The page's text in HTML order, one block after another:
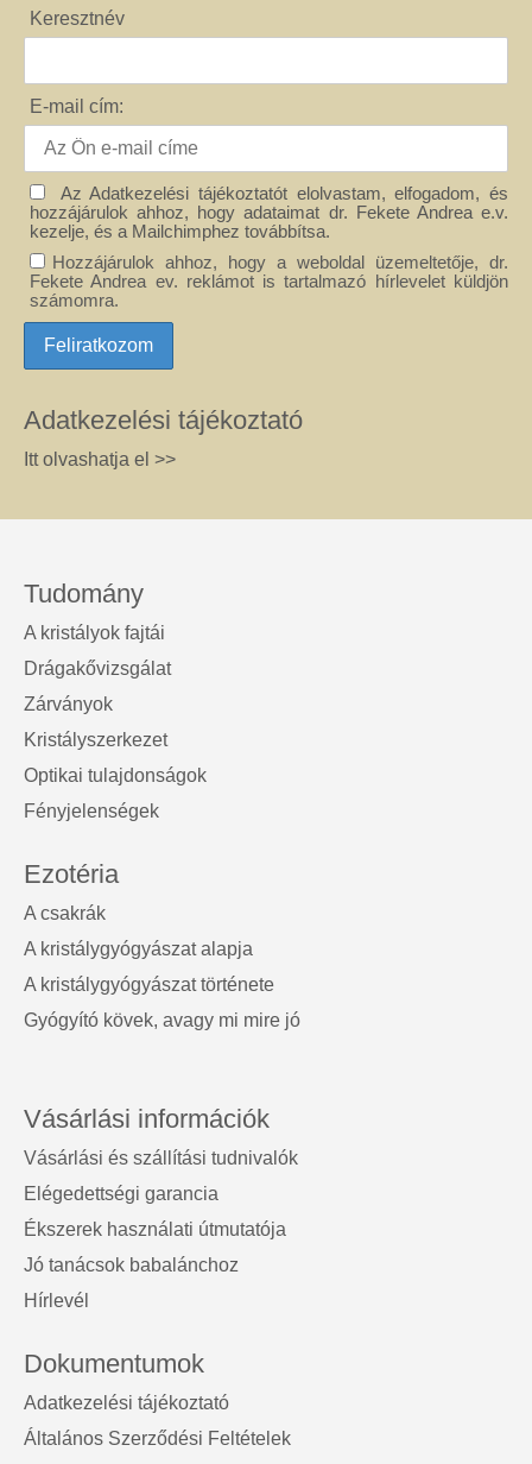
Keresztnév
E-mail cím:
Az Adatkezelési tájékoztatót elolvastam, elfogadom, és
hozzájárulok ahhoz, hogy adataimat dr. Fekete Andrea e.v.
kezelje, és a Mailchimphez továbbítsa.
Hozzájárulok ahhoz, hogy a weboldal üzemeltetője, dr.
Fekete Andrea ev. reklámot is tartalmazó hírlevelet küldjön
számomra.
Adatkezelési tájékoztató
Itt olvashatja el >>
Tudomány
A kristályok fajtái
Drágakővizsgálat
Zárványok
Kristályszerkezet
Optikai tulajdonságok
Fényjelenségek
Ezotéria
A csakrák
A kristálygyógyászat alapja
A kristálygyógyászat története
Gyógyító kövek, avagy mi mire jó
Vásárlási információk
Vásárlási és szállítási tudnivalók
Elégedettségi garancia
Ékszerek használati útmutatója
Jó tanácsok babalánchoz
Hírlevél
Dokumentumok
Adatkezelési tájékoztató
Általános Szerződési Feltételek